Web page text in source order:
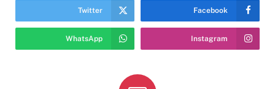
Facebook
Twitter
Instagram
WhatsApp